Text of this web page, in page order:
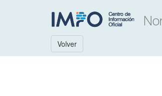
Volver